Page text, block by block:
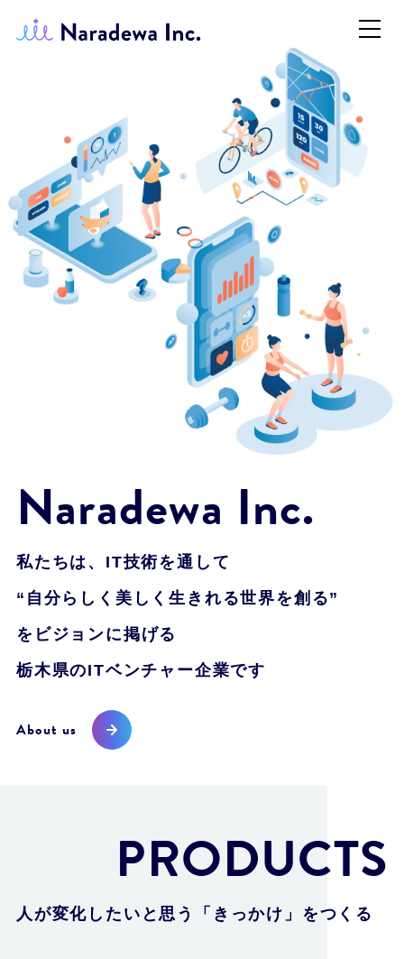
Naradewa Inc.
私たちは、IT技術を通して
“自分らしく美しく生きれる世界を創る”
をビジョンに掲げる
栃木県のITベンチャー企業です
About us
PRODUCTS
人が変化したいと思う「きっかけ」をつくる